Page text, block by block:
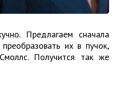
Предлагаем сначала
их в пучок,
Получится так же